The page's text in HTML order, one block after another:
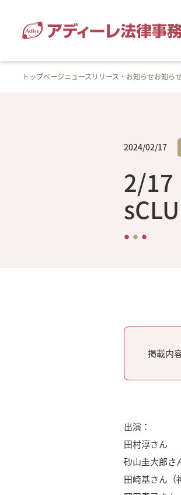
トップページニュースリリース・お知らせお知ら
2024/02/17
2/
掲載内
出演：
田村淳さん
砂山圭大郎さ
田崎基さん（